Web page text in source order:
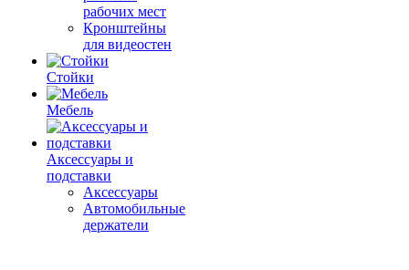
рабочих мест
Кронштейны
для видеостен
Стойки
Мебель
Аксессуары и
подставки
Аксессуары
Автомобильные
держатели